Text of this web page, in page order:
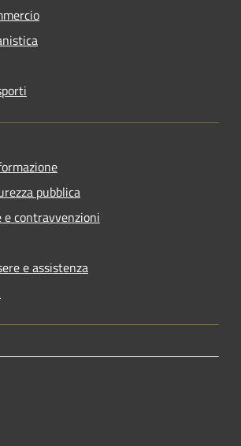
pubblica
contravvenzioni
e assistenza